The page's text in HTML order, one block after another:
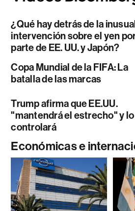
¿Qué hay detrás de la
intervención sobre el yen
parte de EE. UU. y Japón?
Copa Mundial de la FIFA: La
batalla de las marcas
Trump afirma que EE.UU.
"mantendrá el estrecho" y lo
controlará
Económicas e